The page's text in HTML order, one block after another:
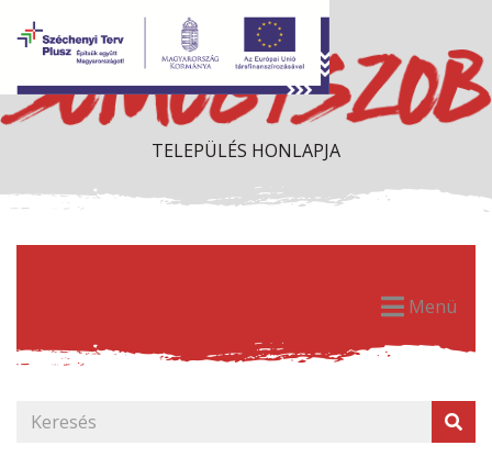
TELEPÜLÉS HONLAPJA
Menü